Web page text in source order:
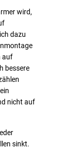
wird,
dazu
auf
bessere
nicht auf
sinkt.